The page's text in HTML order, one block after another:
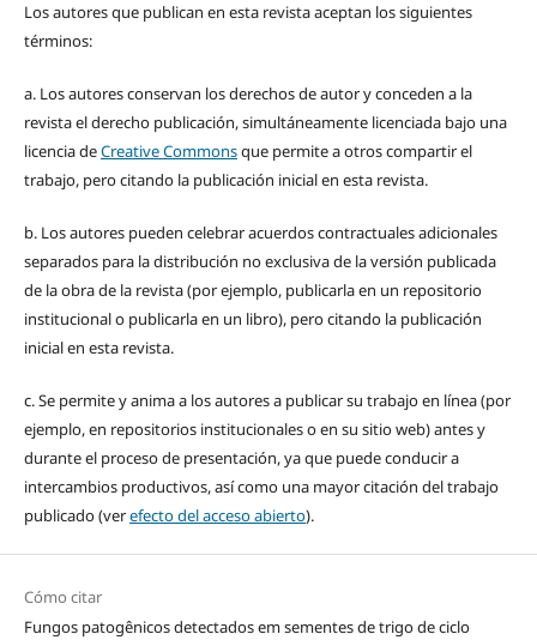
Los autores que publican en esta revista aceptan los siguientes
términos:
a. Los autores conservan los derechos de autor y conceden a la
revista el derecho publicación, simultáneamente licenciada bajo una
licencia deCreative Commonsque permite a otros compartir el
trabajo, pero citando la publicación inicial en esta revista.
b. Los autores pueden celebrar acuerdos contractuales adicionales
separados para la distribución no exclusiva de la versión publicada
de la obra de la revista (por ejemplo, publicarla en un repositorio
institucional o publicarla en un libro), pero citando la publicación
inicial en esta revista.
c. Se permite y anima a los autores a publicar su trabajo en línea (por
ejemplo, en repositorios institucionales o en su sitio web) antes y
durante el proceso de presentación, ya que puede conducir a
intercambios productivos, así como una mayor citación del trabajo
publicado (verefecto del acceso abierto).
Cómo citar
Fungos patogênicos detectados em sementes de trigo de ciclo